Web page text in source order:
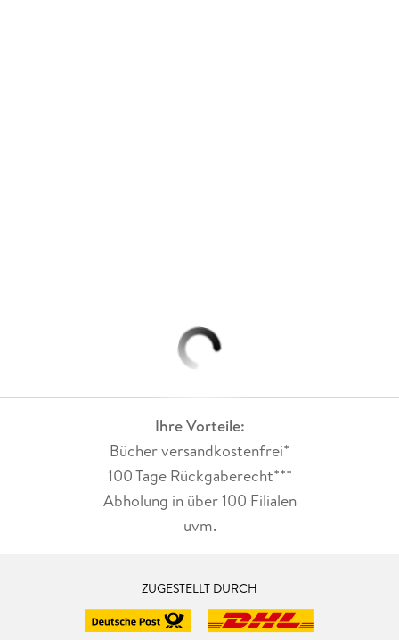
Ihre Vorteile:
Bücher versandkostenfrei*
100 Tage Rückgaberecht***
Abholung in über 100 Filialen
uvm.
ZUGESTELLT DURCH